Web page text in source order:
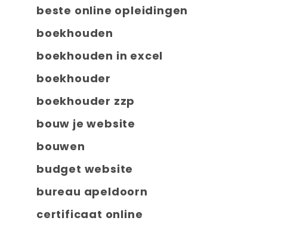
beste online opleidingen
boekhouden
boekhouden in excel
boekhouder
boekhouder zzp
bouw je website
bouwen
budget website
bureau apeldoorn
certificaat online